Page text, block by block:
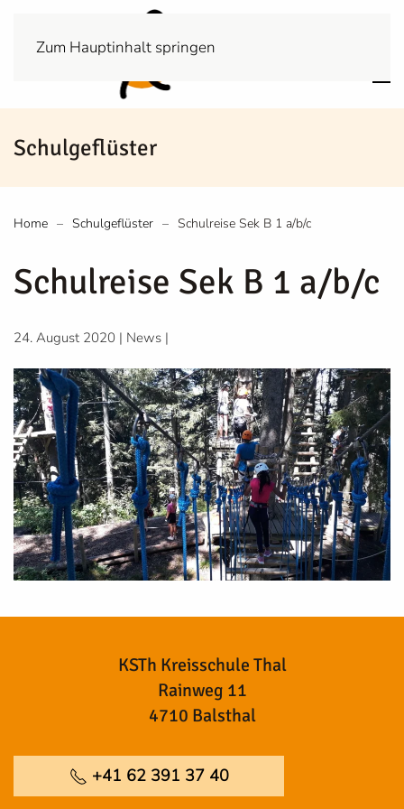
Zum Hauptinhalt springen
Schulgeflüster
Home Schulgeflüster Schulreise Sek B 1 a/b/c
Schulreise Sek B 1 a/b/c
24. August 2020 | News |
KSTh Kreisschule Thal
Rainweg 11
4710 Balsthal
+41 62 391 37 40